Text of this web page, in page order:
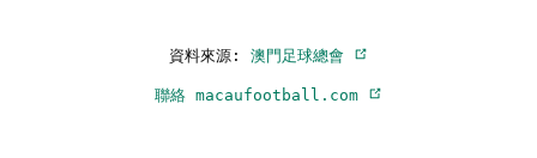
資料來源: 澳門足球總會
聯絡 macaufootball.com